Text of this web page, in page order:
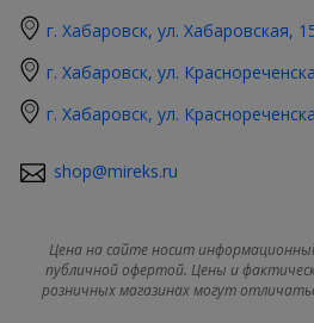
г. Хабаровск, ул. Хабаровская,
г. Хабаровск, ул.
г. Хабаровск, ул.
shop@mireks.ru
Цена на сайте носит
публичной офертой. Цены и
розничных магазинах могут